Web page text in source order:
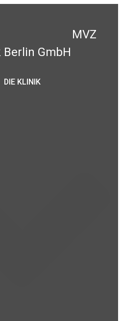
MVZ
GmbH
DIE KLINIK